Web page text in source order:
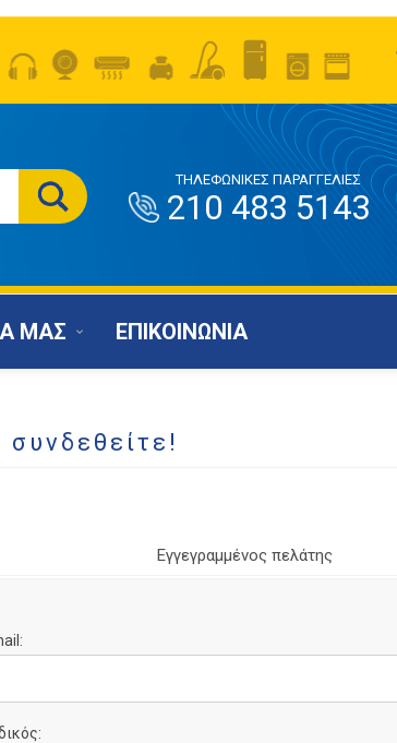
ΤΗΛΕΦΩΝΙΚΕΣ ΠΑΡΑΓΓΕΛΙΕΣ
210 483 5143
ΜΑΣ ΕΠΙΚΟΙΝΩΝΙΑ
Εγγεγραμμένος πελάτης